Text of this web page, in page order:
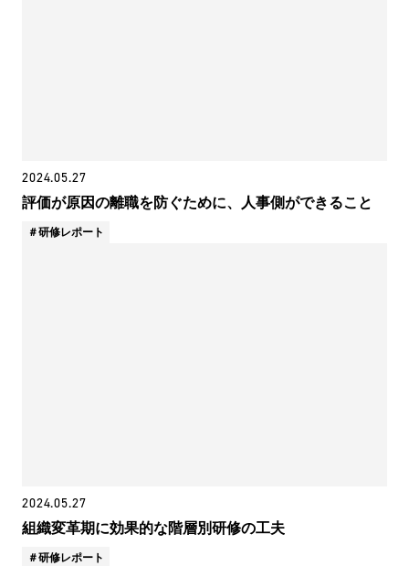
2024.05.27
評価が原因の離職を防ぐために、人事側ができること
研修レポート
2024.05.27
組織変革期に効果的な階層別研修の工夫
研修レポート